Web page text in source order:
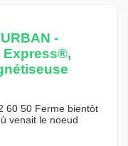
-
Express®,
60 50 Ferme bientôt
venait le noeud